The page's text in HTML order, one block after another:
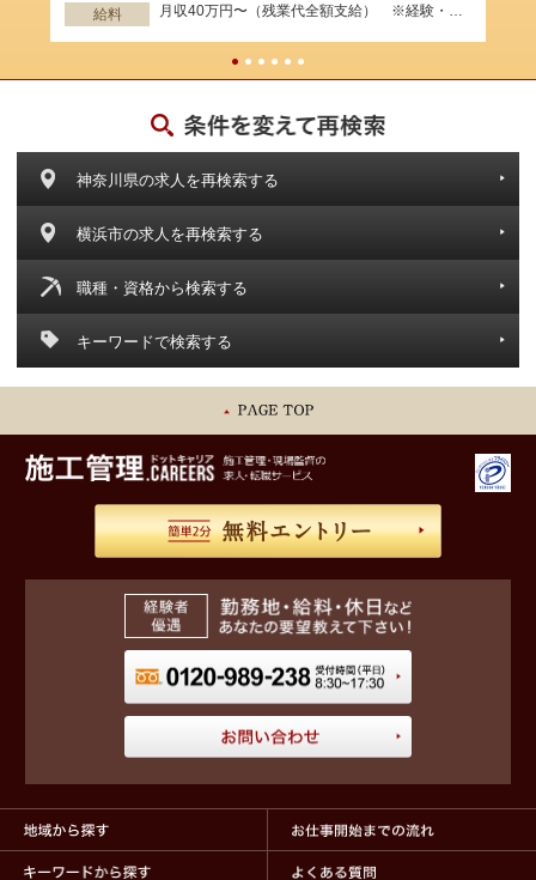
給料
月収40万円〜（残業代全額支給） ※経験・資格等考慮します。
神奈川県の求人を再検索する
横浜市の求人を再検索する
職種・資格から検索する
キーワードで検索する